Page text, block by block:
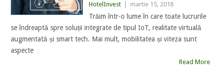
HotelInvest martie 15, 2018
Trăim într-o lume în care toate lucrurile
se îndreaptă spre soluții integrate de tipul IoT, realitate virtuală
augmentată și smart tech. Mai mult, mobilitatea și viteza sunt
aspecte
Read More